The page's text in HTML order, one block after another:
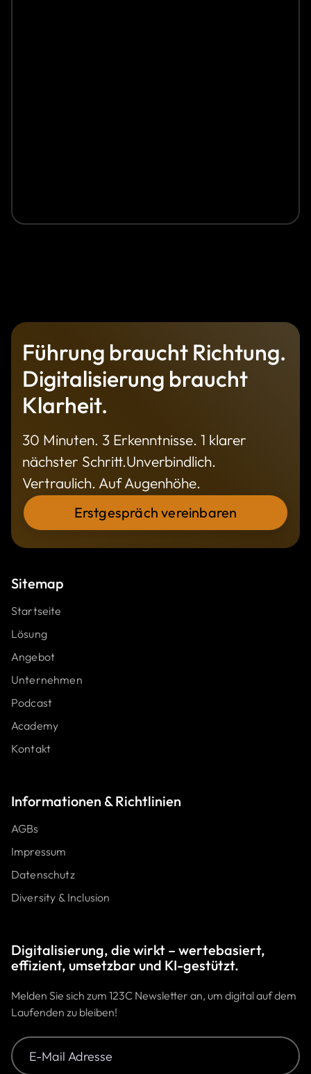
Führung braucht Richtung.
Digitalisierung braucht
Klarheit.
30 Minuten. 3 Erkenntnisse. 1 klarer
nächster Schritt.Unverbindlich.
Vertraulich. Auf Augenhöhe.
Erstgespräch vereinbaren
Sitemap
Startseite
Lösung
Angebot
Unternehmen
Podcast
Academy
Kontakt
Informat ionen & Richtlinien
AGBs
Impressum
Datenschutz
Diversity & Inclusion
Digitalisierung, die wirkt – wertebasiert,
effizient, umsetzbar und KI-gestützt.
Melden Sie sich zum 123C Newsletter an, um digital auf dem
Laufenden zu bleiben!